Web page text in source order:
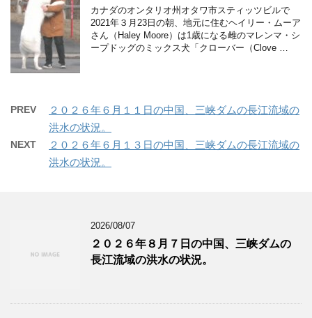
カナダのオンタリオ州オタワ市スティッツビルで
2021年３月23日の朝、地元に住むヘイリー・ムーア
さん（Haley Moore）は1歳になる雌のマレンマ・シ
ープドッグのミックス犬「クローバー（Clove …
PREV
２０２６年６月１１日の中国、三峡ダムの長江流域の
洪水の状況。
NEXT
２０２６年６月１３日の中国、三峡ダムの長江流域の
洪水の状況。
2026/08/07
２０２６年８月７日の中国、三峡ダムの
長江流域の洪水の状況。